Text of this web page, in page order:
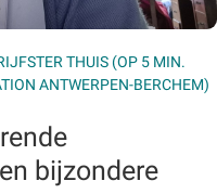
THUIS (OP 5 MIN.
ANTWERPEN-BERCHEM)
bijzondere